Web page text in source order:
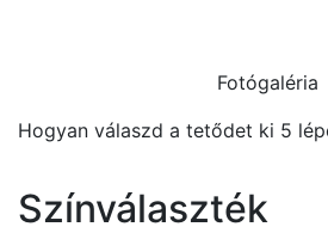
Fotógaléria
Hogyan válaszd a tetődet ki 5
Színválaszték